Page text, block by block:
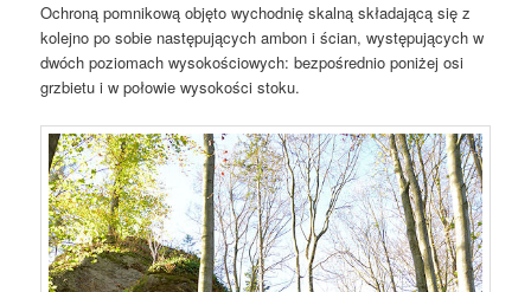
Ochroną pomnikową objęto wychodnię skalną składającą się z
kolejno po sobie następujących ambon i ścian, występujących w
dwóch poziomach wysokościowych: bezpośrednio poniżej osi
grzbietu i w połowie wysokości stoku.